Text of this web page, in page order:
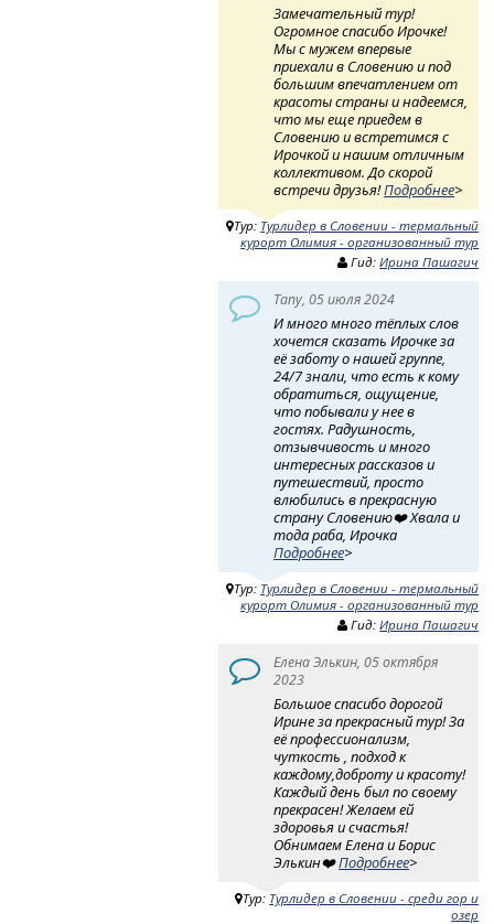
Замечательный тур!
Огромное спасибо Ирочке!
Мы с мужем впервые
приехали в Словению и под
большим впечатлением от
красоты страны и надеемся,
что мы еще приедем в
Словению и встретимся с
Ирочкой и нашим отличным
коллективом. До скорой
встречи друзья!Подробнее>
Тур: Турлидер в Словении - термальный
курорт Олимия - организованный тур
Гид:Ирина Пашагич
Tany, 05 июля 2024
И много много тёплых слов
хочется сказать Ирочке за
её заботу о нашей группе,
24/7 знали, что есть к кому
обратиться, ощущение,
что побывали у нее в
гостях. Радушность,
отзывчивость и много
интересных рассказов и
путешествий, просто
влюбились в прекрасную
страну Словению❤️ Хвала и
тода раба, Ирочка
Подробнее>
Тур: Турлидер в Словении - термальный
курорт Олимия - организованный тур
Гид:Ирина Пашагич
Eлена Элькин, 05 октября
2023
Большое спасибо дорогой
Ирине за прекрасный тур! За
её профессионализм,
чуткость , подход к
каждому,доброту и красоту!
Каждый день был по своему
прекрасен! Желаем ей
здоровья и счастья!
Обнимаем Елена и Борис
Элькин❤️Подробнее>
Тур: Турлидер в Словении - среди гор и
озер